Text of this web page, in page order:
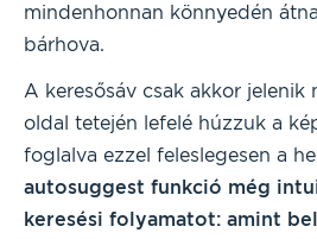
mindenhonnan könnyedén
bárhova.
A keresősáv csak akkor jelenik
oldal tetején lefelé húzzuk a
foglalva ezzel feleslegesen a
autosuggest funkció még
keresési folyamatot: amint